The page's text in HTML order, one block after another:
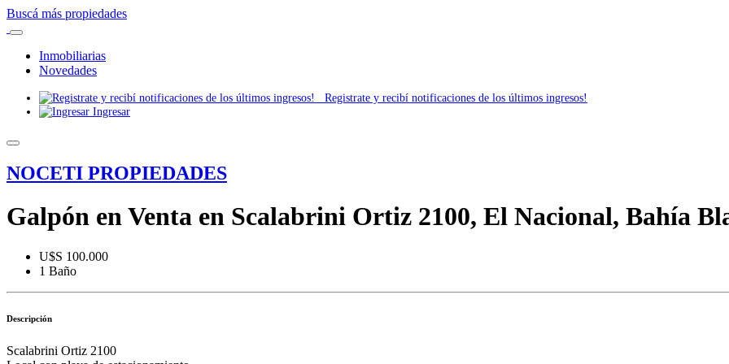
Buscá más propiedades
Inmobiliarias
Novedades
Registrate y recibí notificaciones de los últimos ingresos!
Ingresar
NOCETI PROPIEDADES
Galpón en Venta en Scalabrini Ortiz 2100, El Nacional, Bahía
U$S 100.000
1 Baño
Descripción
Scalabrini Ortiz 2100